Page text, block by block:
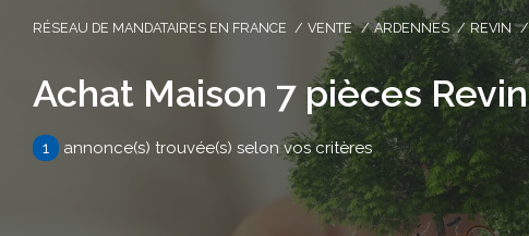
RÉSEAU DE MANDATAIRES EN FRANCE VENTE ARDENNES REVIN
Achat Maison 7 pièces Revin
1 annonce(s) trouvée(s) selon vos critères